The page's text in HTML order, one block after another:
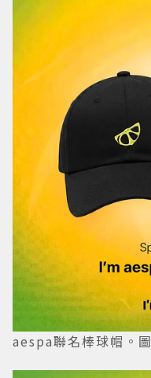
aespa聯名棒球帽。